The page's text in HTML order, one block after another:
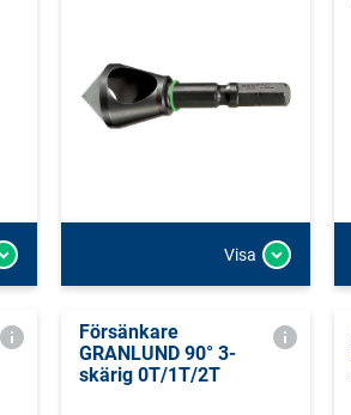
Visa
Försänkare
GRANLUND 90° 3-
skärig 0T/1T/2T